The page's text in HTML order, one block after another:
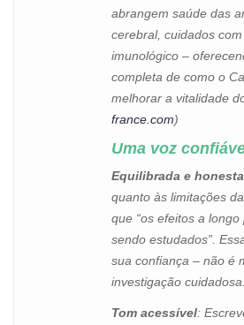
abrangem saúde das
cerebral, cuidados
imunológico –
completa de como o
melhorar a vitalidade
france.com)
Uma voz
Equilibrada e honesta
quanto às limitações
que “os efeitos a
sendo estudados”.
sua confiança – não é
investigação cuidadosa.
Tom acessível: